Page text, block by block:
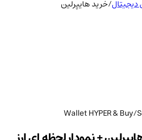
/خرید هایپرلین
Wallet HYPER &